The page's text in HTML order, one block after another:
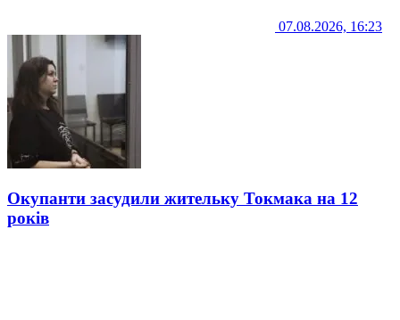
07.08.2026, 16:23
Окупанти засудили жительку Токмака на 12
років